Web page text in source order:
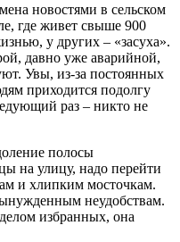
новостями в сельском
где живет свыше 900
у других – «засуха».
давно уже аварийной,
Увы, из-за постоянных
приходится подолгу
раз – никто не
полосы
на улицу, надо перейти
и хлипким мосточкам.
неудобствам.
избранных, она